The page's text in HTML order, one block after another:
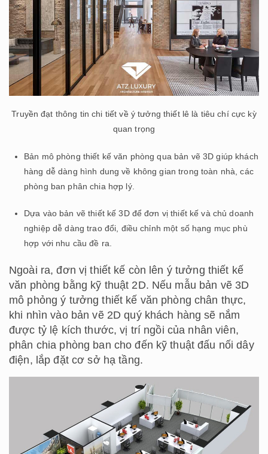
Truyền đạt thông tin chi tiết về ý tưởng thiết lê là tiêu chí cực kỳ
quan trọng
Bản mô phòng thiết kế văn phòng qua bản vẽ 3D giúp khách
hàng dễ dàng hình dung về không gian trong toàn nhà, các
phòng ban phân chia hợp lý.
Dựa vào bản vẽ thiết kế 3D để đơn vị thiết kế và chủ doanh
nghiệp dễ dàng trao đổi, điều chỉnh một số hạng mục phù
hợp với nhu cầu đề ra.
Ngoài ra, đơn vị thiết kế còn lên ý tưởng thiết kế
văn phòng bằng kỹ thuật 2D. Nếu mẫu bản vẽ 3D
mô phỏng ý tưởng thiết kế văn phòng chân thực,
khi nhìn vào bản vẽ 2D quý khách hàng sẽ nắm
được tỷ lệ kích thước, vị trí ngồi của nhân viên,
phân chia phòng ban cho đến kỹ thuật đấu nối dây
điện, lắp đặt cơ sở hạ tầng.